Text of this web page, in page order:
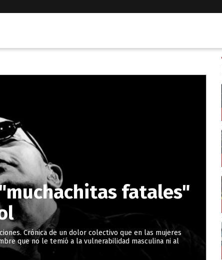
fatales"
Crónica de un dolor colectivo que en las mujeres
que no le temió a la vulnerabilidad masculina ni al